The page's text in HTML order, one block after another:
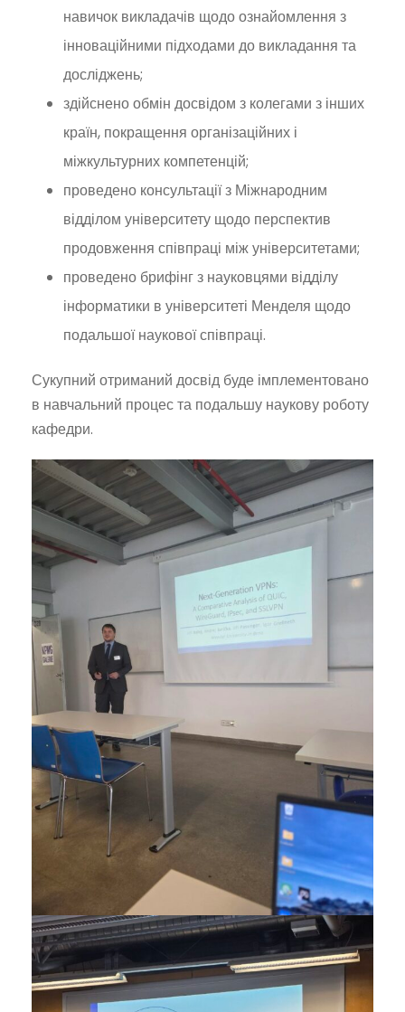
навичок викладачів щодо ознайомлення з
інноваційними підходами до викладання та
досліджень;
здійснено обмін досвідом з колегами з інших
країн, покращення організаційних і
міжкультурних компетенцій;
проведено консультації з Міжнародним
відділом університету щодо перспектив
продовження співпраці між університетами;
проведено брифінг з науковцями відділу
інформатики в університеті Менделя щодо
подальшої наукової співпраці.
Сукупний отриманий досвід буде імплементовано
в навчальний процес та подальшу наукову роботу
кафедри.